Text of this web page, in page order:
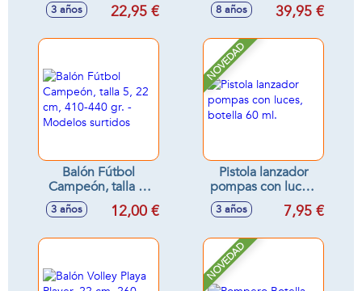
104x70x95cm -
3 años 22,95 €
- Modelos surtidos
8 años 39,95 €
Balón Fútbol
Campeón, talla 5,
22 cm, 410-440 gr.
- Modelos surtidos
3 años 12,00 €
NOVEDAD
Pistola lanzador
pompas con luces,
botella 60 ml.
3 años 7,95 €
NOVEDAD